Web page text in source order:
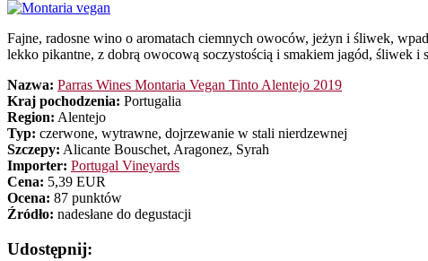
Fajne, radosne wino o aromatach ciemnych owoców, jeżyn i śliwek,
lekko pikantne, z dobrą owocową soczystością i smakiem jagód, śliwek i
Nazwa: Parras Wines Montaria Vegan Tinto Alentejo 2019
Kraj pochodzenia: Portugalia
Region: Alentejo
Typ: czerwone, wytrawne, dojrzewanie w stali nierdzewnej
Szczepy: Alicante Bouschet, Aragonez, Syrah
Importer: Portugal Vineyards
Cena: 5,39 EUR
Ocena: 87 punktów
Źródło: nadesłane do degustacji
Udostępnij: